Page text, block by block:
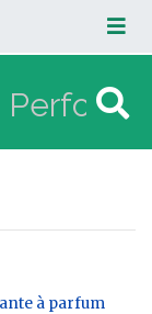
à parfum